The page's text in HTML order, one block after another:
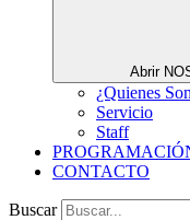
Abrir
¿Quienes
Servicio
Staff
CONTACTO
Buscar